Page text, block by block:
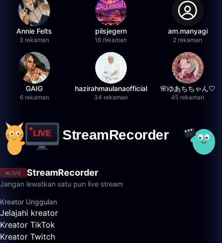
Annie Felts
3 rekaman
pilsjegern
16 rekaman
am.manyagi
2 rekaman
GAIG
6 rekaman
hazirahmaulanaofficial
34 rekaman
🌸ゆあちちゃん🤍
45 rekaman
LIVE StreamRecorder
Jangan lewatkan satu pun live stream
Kreator Unggulan
Jelajahi kreator
Kreator TikTok
Kreator Twitch